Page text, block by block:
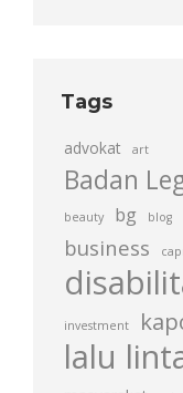
Tags
advokat art
Badan
beauty bg blog
business
investment
lalu